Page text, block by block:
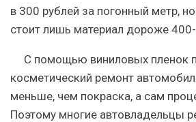
в 300 рублей за погонный метр,
стоит лишь материал дороже
С помощью виниловых пленок
косметический ремонт
меньше, чем покраска, а сам
Поэтому многие автовладельцы